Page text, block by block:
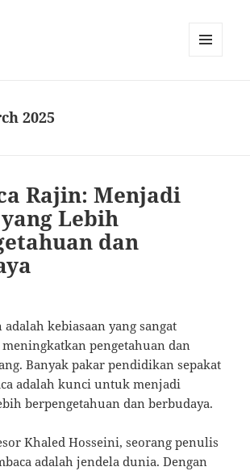
2025
Rajin: Menjadi
Lebih
dan
kebiasaan yang sangat
pengetahuan dan
Banyak pakar pendidikan sepakat
adalah kunci untuk menjadi
berpengetahuan dan berbudaya.
Khaled Hosseini, seorang penulis
adalah jendela dunia. Dengan